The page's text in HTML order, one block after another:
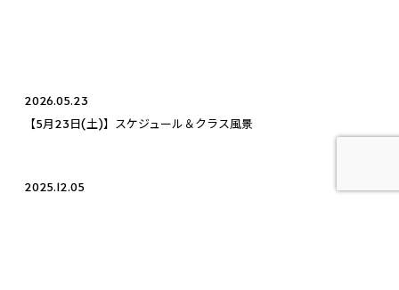
2026.05.23
【5月23日(土)】スケジュール＆クラス風景
2025.12.05